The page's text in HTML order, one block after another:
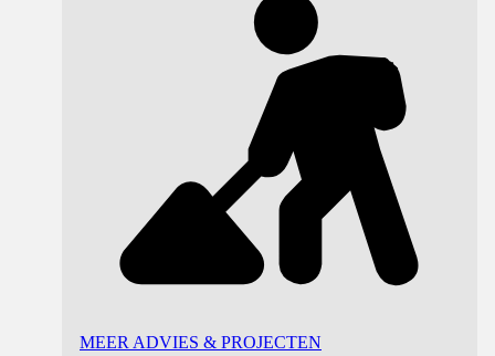
MEER ADVIES & PROJECTEN